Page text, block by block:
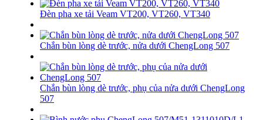
Đèn pha xe tải Veam VT200, VT260, VT340
Chắn bùn lòng dè trước, nửa dưới ChengLong 507
Chắn bùn lòng dè trước, phụ của nửa dưới ChengLong
507